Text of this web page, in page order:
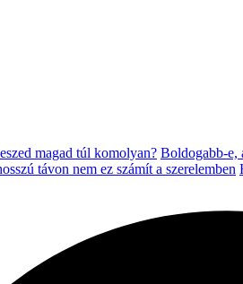
magad túl komolyan? Boldogabb-e,
távon nem ez számít a szerelemben